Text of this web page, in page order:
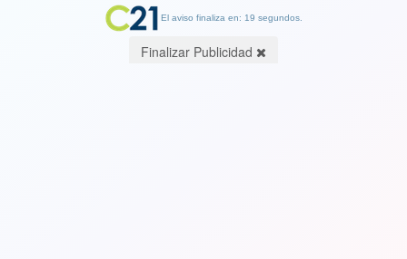
El aviso finaliza en: 19 segundos.
Finalizar Publicidad